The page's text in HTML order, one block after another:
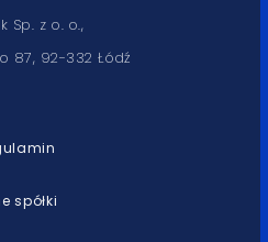
Sp. z o. o.,
87, 92-332 Łódź
spółki